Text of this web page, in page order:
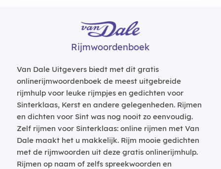
Rijmwoordenboek
Van Dale Uitgevers biedt met dit gratis
onlinerijmwoordenboek de meest uitgebreide
rijmhulp voor leuke rijmpjes en gedichten voor
Sinterklaas, Kerst en andere gelegenheden. Rijmen
en dichten voor Sint was nog nooit zo eenvoudig.
Zelf rijmen voor Sinterklaas: online rijmen met Van
Dale maakt het u makkelijk. Rijm mooie gedichten
met de rijmwoorden uit deze gratis onlinerijmhulp.
Rijmen op naam of zelfs spreekwoorden en